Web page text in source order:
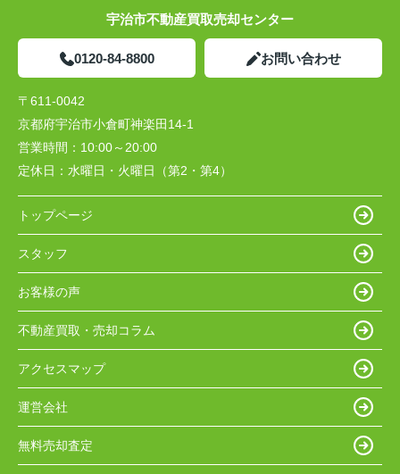
宇治市不動産買取売却センター
0120-84-8800 お問い合わせ
〒611-0042
京都府宇治市小倉町神楽田14-1
営業時間： 10:00～20:00
定休日： 水曜日・火曜日（第2・第4）
トップページ
スタッフ
お客様の声
不動産買取・売却コラム
アクセスマップ
運営会社
無料売却査定